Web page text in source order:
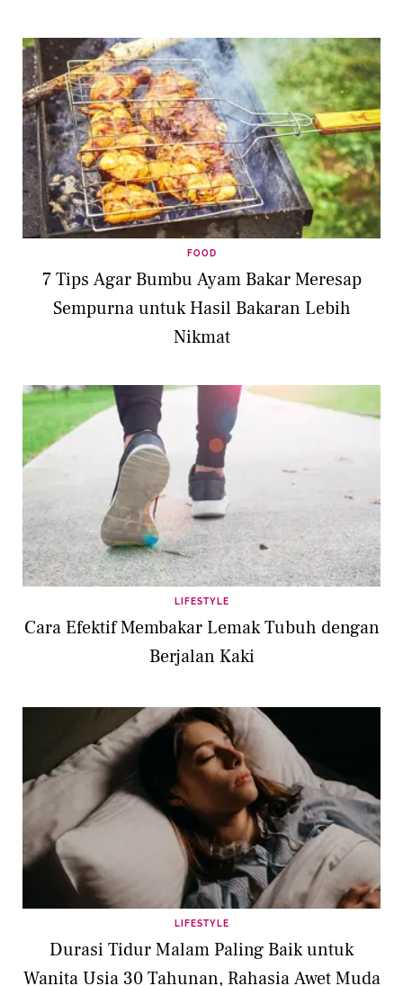
FOOD
7 Tips Agar Bumbu Ayam Bakar Meresap
Sempurna untuk Hasil Bakaran Lebih
Nikmat
LIFESTYLE
Cara Efektif Membakar Lemak Tubuh dengan
Berjalan Kaki
LIFESTYLE
Durasi Tidur Malam Paling Baik untuk
Wanita Usia 30 Tahunan, Rahasia Awet Muda